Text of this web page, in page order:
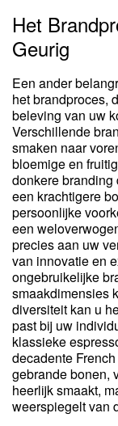
Het
Geurig
Een ander
het brandproces,
beleving van uw
Verschillende
smaken naar
bloemige en
donkere
een krachtigere
persoonlijke
een
precies aan uw
van innovatie en
ongebruikelijke
smaakdimensies
diversiteit kan u
past bij uw
klassieke
decadente
gebrande bonen,
heerlijk smaakt,
weerspiegelt van